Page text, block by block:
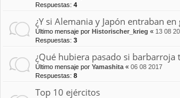
Respuestas: 4
¿Y si Alemania y Japón entraban
Último mensaje por Historischer_krieg « 13 08
Respuestas: 3
¿Qué hubiera pasado si barbarroja
Último mensaje por Yamashita « 06 08 2017
Respuestas: 8
Top 10 ejércitos